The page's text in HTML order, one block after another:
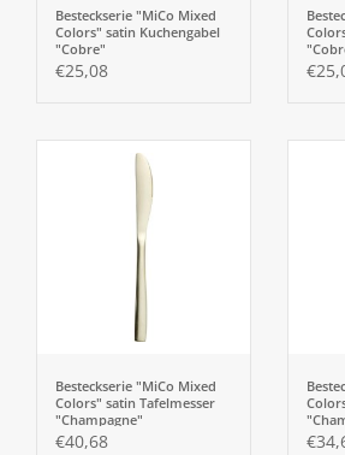
Besteckserie "MiCo Mixed
Colors" satin Kuchengabel
"Cobre"
€25,08
Besteckserie "MiCo Mixed
Colors" satin Tafelmesser
"Champagne"
€40,68